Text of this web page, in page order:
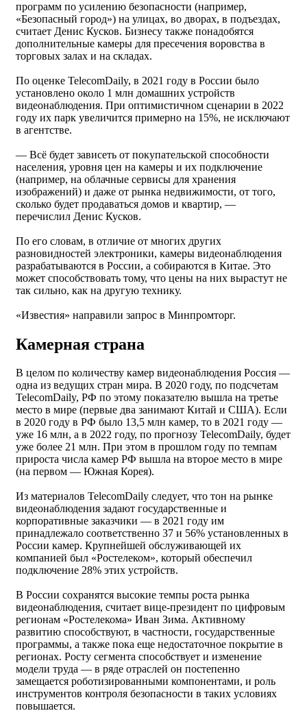
программ по усилению безопасности (например,
«Безопасный город») на улицах, во дворах, в подъездах,
считает Денис Кусков. Бизнесу также понадобятся
дополнительные камеры для пресечения воровства в
торговых залах и на складах.
По оценке TelecomDaily, в 2021 году в России было
установлено около 1 млн домашних устройств
видеонаблюдения. При оптимистичном сценарии в 2022
году их парк увеличится примерно на 15%, не исключают
в агентстве.
— Всё будет зависеть от покупательской способности
населения, уровня цен на камеры и их подключение
(например, на облачные сервисы для хранения
изображений) и даже от рынка недвижимости, от того,
сколько будет продаваться домов и квартир, —
перечислил Денис Кусков.
По его словам, в отличие от многих других
разновидностей электроники, камеры видеонаблюдения
разрабатываются в России, а собираются в Китае. Это
может способствовать тому, что цены на них вырастут не
так сильно, как на другую технику.
«Известия» направили запрос в Минпромторг.
Камерная страна
В целом по количеству камер видеонаблюдения Россия —
одна из ведущих стран мира. В 2020 году, по подсчетам
TelecomDaily, РФ по этому показателю вышла на третье
место в мире (первые два занимают Китай и США). Если
в 2020 году в РФ было 13,5 млн камер, то в 2021 году —
уже 16 млн, а в 2022 году, по прогнозу TelecomDaily, будет
уже более 21 млн. При этом в прошлом году по темпам
прироста числа камер РФ вышла на второе место в мире
(на первом — Южная Корея).
Из материалов TelecomDaily следует, что тон на рынке
видеонаблюдения задают государственные и
корпоративные заказчики — в 2021 году им
принадлежало соответственно 37 и 56% установленных в
России камер. Крупнейшей обслуживающей их
компанией был «Ростелеком», который обеспечил
подключение 28% этих устройств.
В России сохранятся высокие темпы роста рынка
видеонаблюдения, считает вице-президент по цифровым
регионам «Ростелекома» Иван Зима. Активному
развитию способствуют, в частности, государственные
программы, а также пока еще недостаточное покрытие в
регионах. Росту сегмента способствует и изменение
модели труда — в ряде отраслей он постепенно
замещается роботизированными компонентами, и роль
инструментов контроля безопасности в таких условиях
повышается.